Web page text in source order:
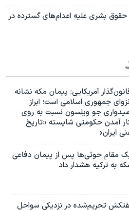
بشری علیه اعدام‌های گسترده در
آمریکایی: پیمان مکه نشانه
جمهوری اسلامی است؛ ابراز
جو ویلسون نسبت به روی
آمدن حکومتی شایسته «تاریخ
ایران»
مقام حوثی‌ها پس از پیمان دفاعی
به ترکیه هشدار داد
تحریم‌شده در نزدیکی سواحل